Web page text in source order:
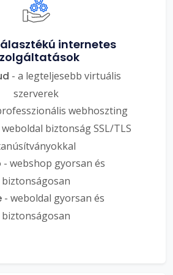
internetes
- a legteljesebb virtuális
szerverek
webhoszting
weboldal biztonság SSL/TLS
- webshop gyorsan és
biztonságosan
- weboldal gyorsan és
biztonságosan